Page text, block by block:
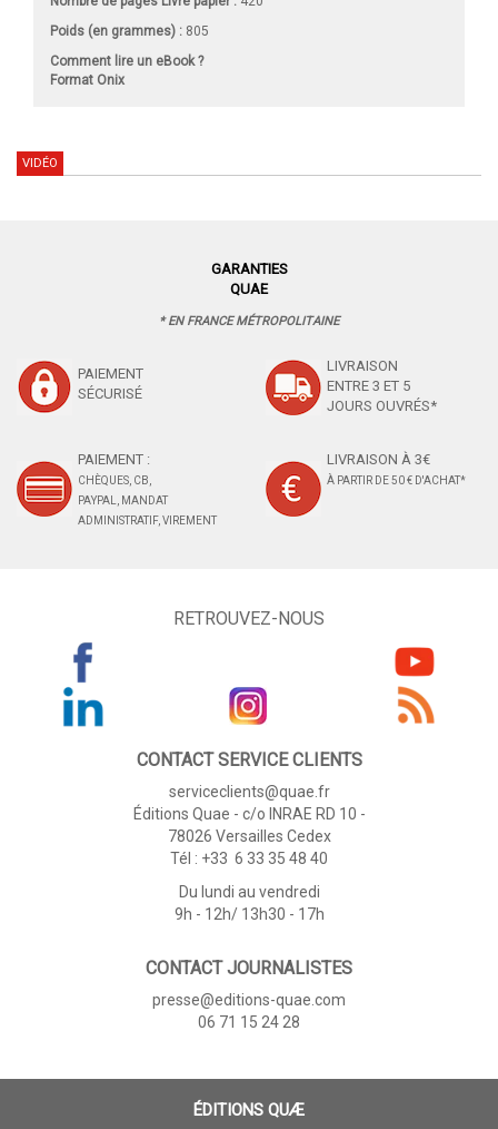
Poids (en grammes) : 805
Comment lire un eBook ?
Format Onix
VIDÉO
GARANTIES
QUAE
* EN FRANCE MÉTROPOLITAINE
PAIEMENT
SÉCURISÉ
LIVRAISON
ENTRE 3 ET 5
JOURS OUVRÉS*
PAIEMENT :
CHÈQUES, CB,
PAYPAL, MANDAT
ADMINISTRATIF, VIREMENT
LIVRAISON À 3€
À PARTIR DE 50 € D'ACHAT*
RETROUVEZ-NOUS
CONTACT SERVICE CLIENTS
serviceclients@quae.fr
Éditions Quae - c/o INRAE RD 10 -
78026 Versailles Cedex
Tél : +33 6 33 35 48 40
Du lundi au vendredi
9h - 12h/ 13h30 - 17h
CONTACT JOURNALISTES
presse@editions-quae.com
06 71 15 24 28
ÉDITIONS QUÆ